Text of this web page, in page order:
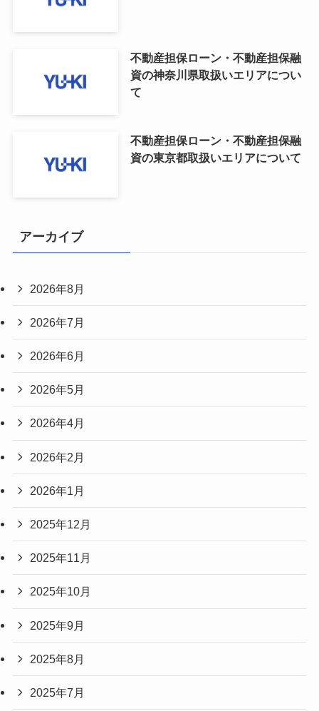
不動産担保ローン・不動産担保融
資の神奈川県取扱いエリアについ
て
不動産担保ローン・不動産担保融
資の東京都取扱いエリアについて
アーカイブ
2026年8月
2026年7月
2026年6月
2026年5月
2026年4月
2026年2月
2026年1月
2025年12月
2025年11月
2025年10月
2025年9月
2025年8月
2025年7月